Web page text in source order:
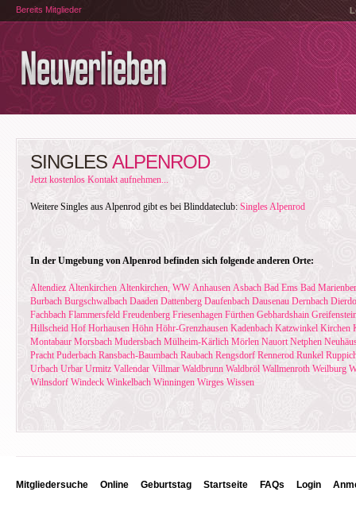
Bereits Mitglieder
SINGLES ALPENROD
Jetzt kostenlos Kontakt aufnehmen...
Weitere Singles aus Alpenrod gibt es bei Blinddateclub: Singles Alpenrod
In der Umgebung von Alpenrod befinden sich folgende anderen Orte:
Altendiez Altenkirchen Altenkirchen, WW Anhausen Asbach Bad Ems Bad
Burbach Burgschwalbach Daaden Dattenberg Daufenbach Dausenau Dernbach
Fachbach Flammersfeld Freudenberg Friesenhagen Fürthen Gebhardshain
Hillscheid Hof Horhausen Höhn Höhr-Grenzhausen Kadenbach Katzwinkel Kirchen
Montabaur Morsbach Mudersbach Mülheim-Kärlich Mörlen Nauort Netphen
Pracht Puderbach Ransbach-Baumbach Raubach Rengsdorf Rennerod Runkel
Urbach Urbar Urmitz Vallendar Villmar Waldbrunn Waldbröl Wallmenroth Weilburg
Wilnsdorf Windeck Winkelbach Winningen Wirges Wissen
Mitgliedersuche Online Geburtstag Startseite FAQs Login